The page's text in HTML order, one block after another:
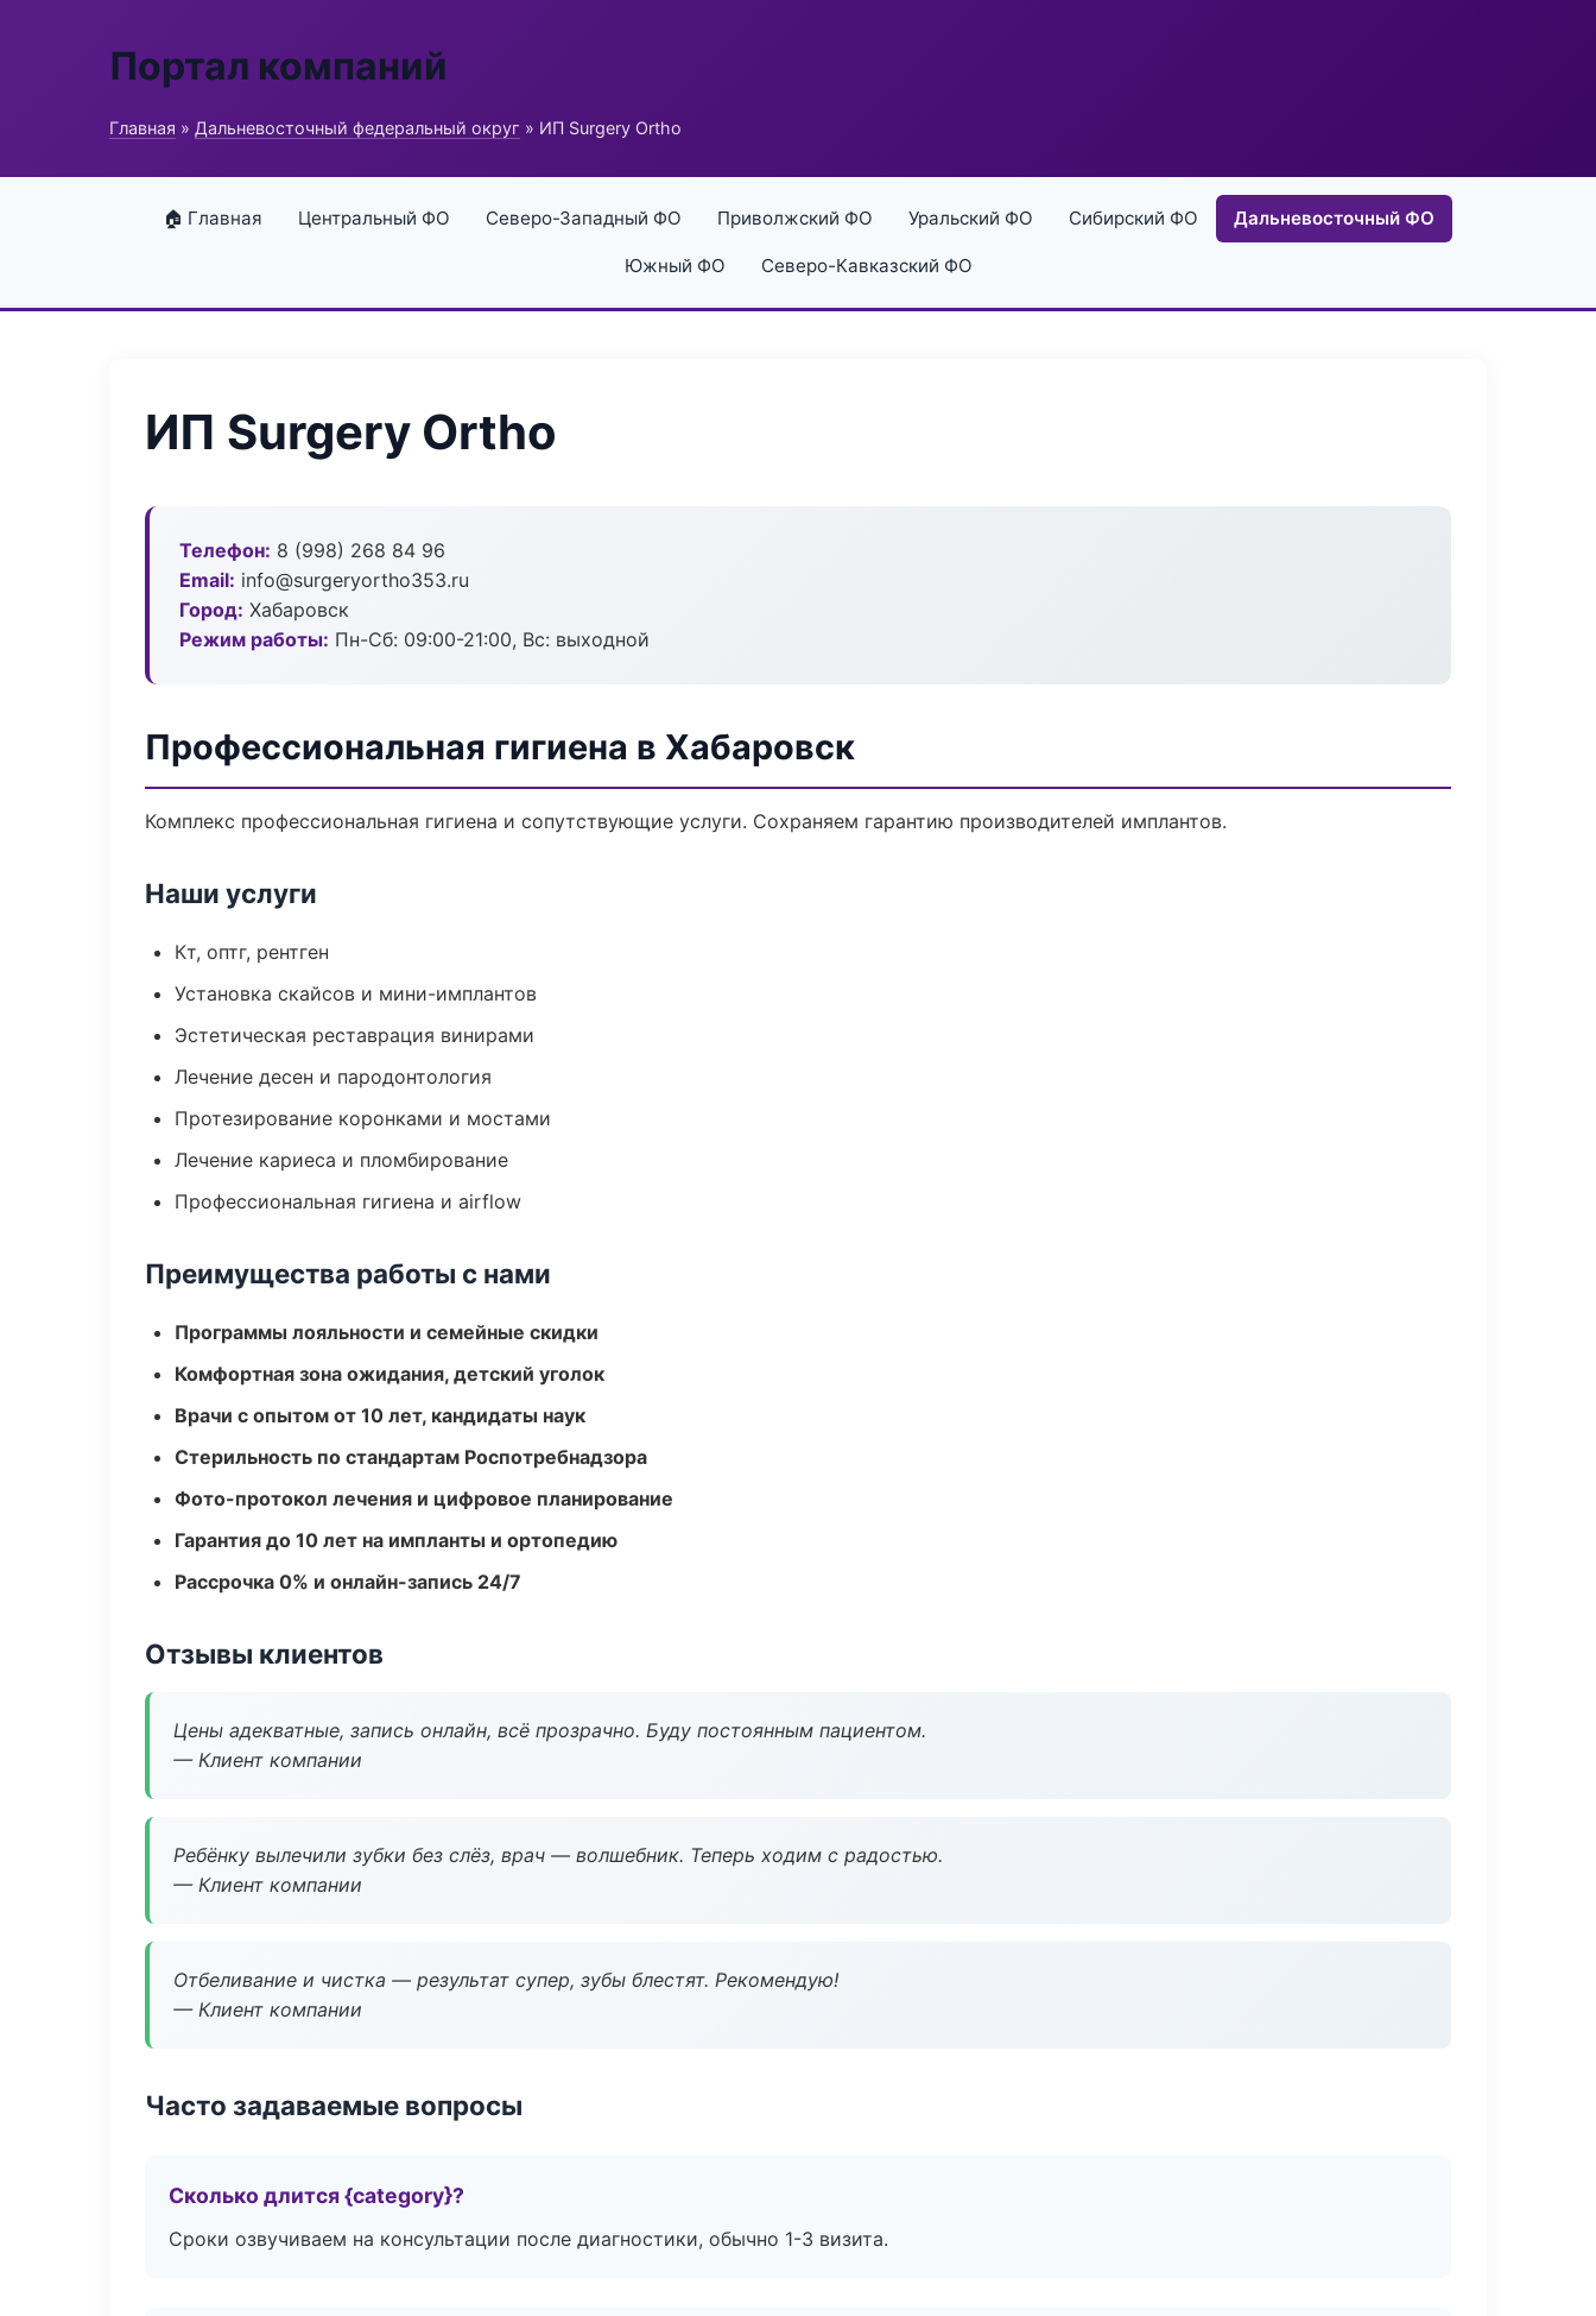
Портал компаний
Главная » Дальневосточный федеральный округ » ИП Surgery Ortho
🏠 Главная Центральный ФО Северо-Западный ФО Приволжский ФО Уральский ФО Сибирский ФО Дальневосточный ФО
Южный ФО Северо-Кавказский ФО
ИП Surgery Ortho
Телефон: 8 (998) 268 84 96
Email: info@surgeryortho353.ru
Город: Хабаровск
Режим работы: Пн-Сб: 09:00-21:00, Вс: выходной
Профессиональная гигиена в Хабаровск
Комплекс профессиональная гигиена и сопутствующие услуги. Сохраняем гарантию производителей имплантов.
Наши услуги
Кт, оптг, рентген
Установка скайсов и мини-имплантов
Эстетическая реставрация винирами
Лечение десен и пародонтология
Протезирование коронками и мостами
Лечение кариеса и пломбирование
Профессиональная гигиена и airflow
Преимущества работы с нами
Программы лояльности и семейные скидки
Комфортная зона ожидания, детский уголок
Врачи с опытом от 10 лет, кандидаты наук
Стерильность по стандартам Роспотребнадзора
Фото-протокол лечения и цифровое планирование
Гарантия до 10 лет на импланты и ортопедию
Рассрочка 0% и онлайн-запись 24/7
Отзывы клиентов
Цены адекватные, запись онлайн, всё прозрачно. Буду постоянным пациентом.
— Клиент компании
Ребёнку вылечили зубки без слёз, врач — волшебник. Теперь ходим с радостью.
— Клиент компании
Отбеливание и чистка — результат супер, зубы блестят. Рекомендую!
— Клиент компании
Часто задаваемые вопросы
Сколько длится {category}?
Сроки озвучиваем на консультации после диагностики, обычно 1-3 визита.